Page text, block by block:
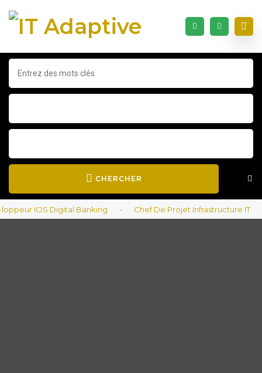
CHERCHER
IOS Digital Banking Chef De Projet Infrastructure IT -